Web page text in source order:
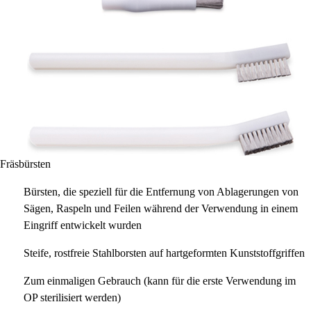
Fräsbürsten
Bürsten, die speziell für die Entfernung von Ablagerungen von
Sägen, Raspeln und Feilen während der Verwendung in einem
Eingriff entwickelt wurden
Steife, rostfreie Stahlborsten auf hartgeformten Kunststoffgriffen
Zum einmaligen Gebrauch (kann für die erste Verwendung im
OP sterilisiert werden)